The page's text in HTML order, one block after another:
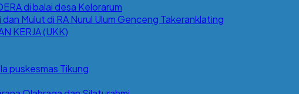
di balai desa Kelorarum
Mulut di RA Nurul Ulum Genceng Takeranklating
KERJA (UKK)
puskesmas Tikung